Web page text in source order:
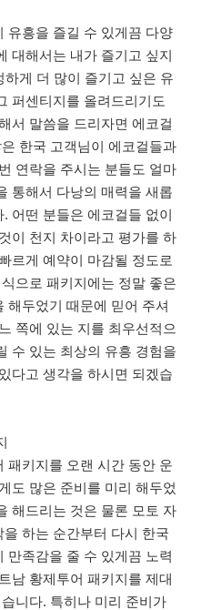
유흥을 즐길 수 있게끔 다양
대해서는 내가 즐기고 싶지
게 더 많이 즐기고 싶은 유
퍼센티지를 올려드리기도
서 말씀을 드리자면 에코걸
한국 고객님이 에코걸들과
연락을 주시는 분들도 얼마
통해서 다낭의 매력을 새롭
어떤 분들은 에코걸들 없이
이 천지 차이라고 평가를 하
르게 예약이 마감될 정도로
으로 패키지에는 정말 좋은
해두었기 때문에 믿어 주셔
쪽에 있는 지를 최우선적으
수 있는 최상의 유흥 경험을
다고 생각을 하시면 되겠습
패키지를 오랜 시간 동안 운
도 많은 준비를 미리 해두었
해드리는 것은 물론 모토 자
하는 순간부터 다시 한국
만족감을 줄 수 있게끔 노력
남 황제투어 패키지를 제대
니다. 특히나 미리 준비가